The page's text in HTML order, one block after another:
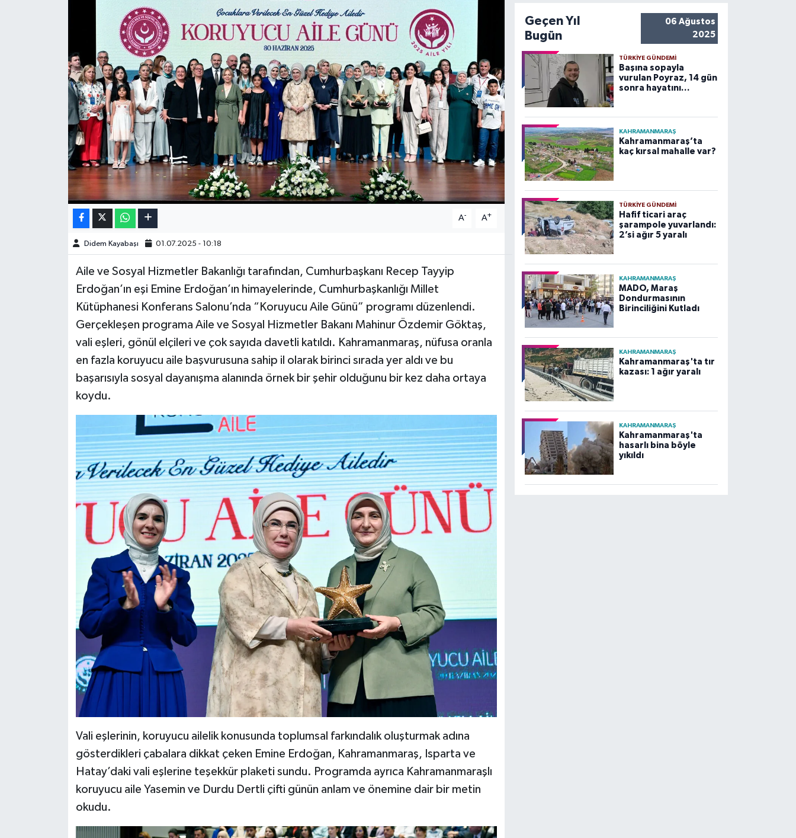
A- A+
Didem Kayabaşı 01.07.2025 - 10:18
Aile ve Sosyal Hizmetler Bakanlığı tarafından, Cumhurbaşkanı Recep Tayyip
Erdoğan’ın eşi Emine Erdoğan’ın himayelerinde, Cumhurbaşkanlığı Millet
Kütüphanesi Konferans Salonu’nda “Koruyucu Aile Günü” programı düzenlendi.
Gerçekleşen programa Aile ve Sosyal Hizmetler Bakanı Mahinur Özdemir Göktaş,
vali eşleri, gönül elçileri ve çok sayıda davetli katıldı. Kahramanmaraş, nüfusa oranla
en fazla koruyucu aile başvurusuna sahip il olarak birinci sırada yer aldı ve bu
başarısıyla sosyal dayanışma alanında örnek bir şehir olduğunu bir kez daha ortaya
koydu.
Vali eşlerinin, koruyucu ailelik konusunda toplumsal farkındalık oluşturmak adına
gösterdikleri çabalara dikkat çeken Emine Erdoğan, Kahramanmaraş, Isparta ve
Hatay’daki vali eşlerine teşekkür plaketi sundu. Programda ayrıca Kahramanmaraşlı
koruyucu aile Yasemin ve Durdu Dertli çifti günün anlam ve önemine dair bir metin
okudu.
Geçen Yıl
Bugün
06 Ağustos
2025
TÜRKIYE GÜNDEMI
Başına sopayla
vurulan Poyraz, 14 gün
sonra hayatını
KAHRAMANMARAŞ
Kahramanmaraş’ta
kaç kırsal mahalle var?
TÜRKIYE GÜNDEMI
Hafif ticari araç
şarampole yuvarlandı:
2’si ağır 5 yaralı
KAHRAMANMARAŞ
MADO, Maraş
Dondurmasının
Birinciliğini Kutladı
KAHRAMANMARAŞ
Kahramanmaraş'ta tır
kazası: 1 ağır yaralı
KAHRAMANMARAŞ
Kahramanmaraş'ta
hasarlı bina böyle
yıkıldı